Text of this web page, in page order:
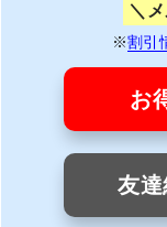
※割引
お
友達